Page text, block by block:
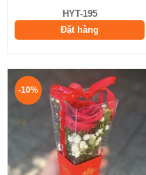
HYT-195
Đặt hàng
-10%